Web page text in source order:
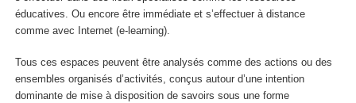
éducatives. Ou encore être immédiate et s’effectuer à distance
comme avec Internet (e-learning).
Tous ces espaces peuvent être analysés comme des actions ou des
ensembles organisés d’activités, conçus autour d’une intention
dominante de mise à disposition de savoirs sous une forme